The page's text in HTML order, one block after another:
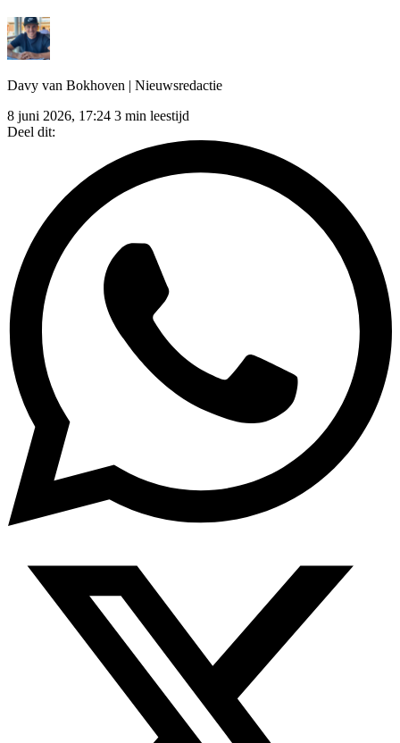
Davy van Bokhoven | Nieuwsredactie
8 juni 2026, 17:24 3 min leestijd
Deel dit: